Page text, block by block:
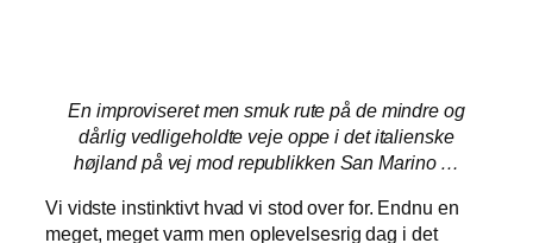
En improviseret men smuk rute på de mindre og
dårlig vedligeholdte veje oppe i det italienske
højland på vej mod republikken San Marino …
Vi vidste instinktivt hvad vi stod over for. Endnu en
meget, meget varm men oplevelsesrig dag i det